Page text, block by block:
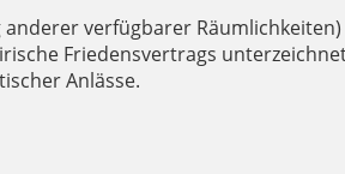
verfügbarer
Friedensvertrags
Anlässe.